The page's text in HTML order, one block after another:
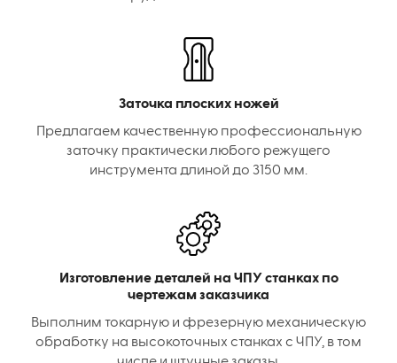
Заточка плоских ножей
Предлагаем качественную профессиональную
заточку практически любого режущего
инструмента длиной до 3150 мм.
Изготовление деталей на ЧПУ станках по
чертежам заказчика
Выполним токарную и фрезерную механическую
обработку на высокоточных станках с ЧПУ, в том